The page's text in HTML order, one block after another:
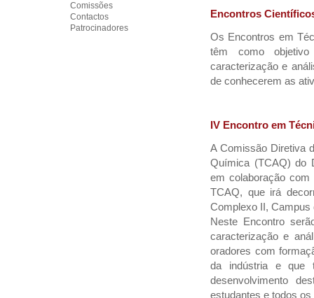
Comissões
Contactos
Patrocinadores
Encontros
Os Encontros em
têm como
caracterização e
de conhecerem as
IV Encontro em
A Comissão Diretiva
Química (TCAQ) do
em colaboração
TCAQ, que irá
Complexo II, Campus
Neste Encontro
caracterização e
oradores com
da indústria e que
desenvolvimento
estudantes e todos